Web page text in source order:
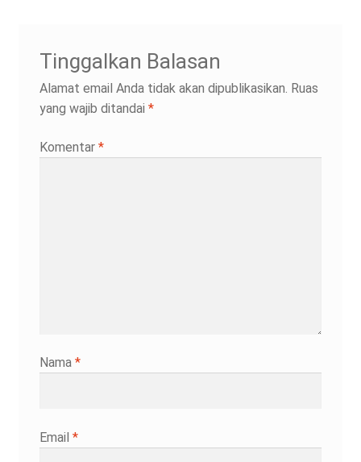
Tinggalkan Balasan
Alamat email Anda tidak akan dipublikasikan. Ruas
yang wajib ditandai *
Komentar *
Nama *
Email *